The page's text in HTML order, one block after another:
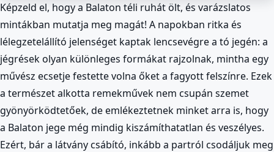
Tél a Balatonnál
Lenyűgöző jégrések a Balatonon –
Káprázatos fotók! ❄️
BalatonLife 2026. Jan 15.
Képzeld el, hogy a Balaton téli ruhát ölt, és varázslatos
mintákban mutatja meg magát! A napokban ritka és
lélegzetelállító jelenséget kaptak lencsevégre a tó jegén: a
jégrések olyan különleges formákat rajzolnak, mintha egy
művész ecsetje festette volna őket a fagyott felszínre. Ezek
a természet alkotta remekművek nem csupán szemet
gyönyörködtetőek, de emlékeztetnek minket arra is, hogy
a Balaton jege még mindig kiszámíthatatlan és veszélyes.
Ezért, bár a látvány csábító, inkább a partról csodáljuk meg